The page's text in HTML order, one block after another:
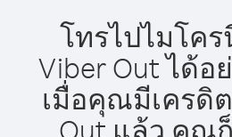
โทรไปไมโค
Viber Out ได้อ
เมื่อคุณมีเครดิ
Out แล้ว คุณ